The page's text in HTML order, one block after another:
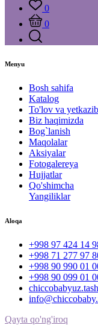
0
0
Menyu
Bosh sahifa
Katalog
To'lov va
Biz haqimizda
Bog`lanish
Maqolalar
Aksiyalar
Fotogalereya
Hujjatlar
Qo'shimcha
Yangiliklar
Aloqa
+998 97 424 14
+998 71 277 97
+998 90 990 01
+998 90 099 01
Qayta qo'ng'iroq